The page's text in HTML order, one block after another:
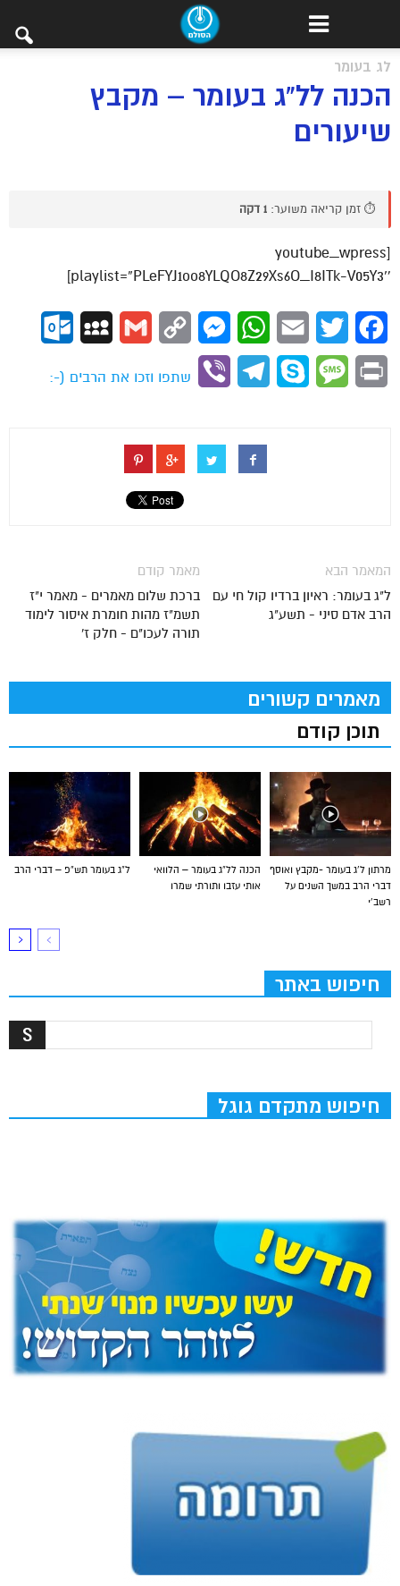
לג בעומר
הכנה לל"ג בעומר – מקבץ
שיעורים
⏱️ זמן קריאה משוער: 1 דקה
[youtube_wpress
playlist=”PLeFYJ1oo8YLQO8Z29Xs6O_I8ITk-V05Y3″]
Facebook
Twitter
Email
WhatsApp
Messenger
Copy
Gmail
MySpace
Print
Message
Skype
Telegram
Viber
שתפו וזכו את הרבים (-:
מאמר קודם
ברכת שלום מאמרים - מאמר י"ז
תשמ"ז מהות חומרת איסור לימוד
תורה לעכו"ם - חלק ז'
המאמר הבא
ל"ג בעומר: ראיון ברדיו קול חי עם
הרב אדם סיני - תשע"ג
מאמרים קשורים
תוכן קודם
ל”ג בעומר תש”פ – דברי הרב
הכנה לל”ג בעומר – הלוואי
אותי עזבו ותורתי שמרו
מרתון ל’ג בעומר -מקבץ ואוסף
דברי הרב במשך השנים על
רשב’י
חיפוש באתר
חיפוש מתקדם גוגל